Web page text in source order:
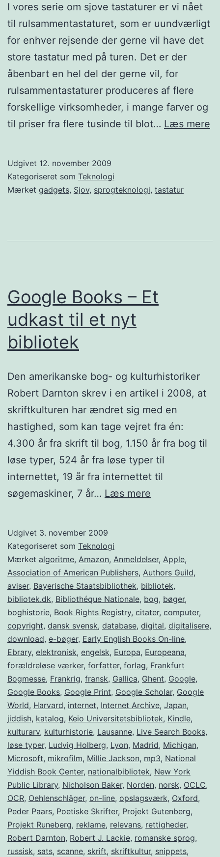
I vores serie om sjove tastaturer er vi nået
til rulsammentastaturet, som er uundværligt
for enhver rejsende der gerne vil have det
store tastatur med på turen. Det er der
åbenbart en hel del der gerne vil, for
rulsammentastaturer produceres af flere
forskellige virksomheder, i mange farver og
til priser fra flere tusinde til blot… Læs mere
Udgivet 12. november 2009
Kategoriseret som Teknologi
Mærket gadgets, Sjov, sprogteknologi, tastatur
Google Books – Et
udkast til et nyt
bibliotek
Den amerikanske bog- og kulturhistoriker
Robert Darnton skrev i en artikel i 2008, at
skriftkulturen har ændret sig med en
hastighed, som kan tage vejret fra én:
4.300 år fra skrift til bog, 1.150 år fra bog til
løse typer, 524 år fra løse typer til
internettet, 19 år fra internettet til
søgemaskiner, 7 år… Læs mere
udkast
til
et
nyt
bibliotek
Udgivet 3. november 2009
Kategoriseret som Teknologi
Mærket algoritme, Amazon, Anmeldelser, Apple,
Association of American Publishers, Authors Guild,
aviser, Bayerische Staatsbibliothek, bibliotek,
bibliotek.dk, Bibliothéque Nationale, bog, bøger,
boghistorie, Book Rights Registry, citater, computer,
copyright, dansk svensk, database, digital, digitalisere,
download, e-bøger, Early English Books On-line,
Ebrary, elektronisk, engelsk, Europa, Europeana,
forældreløse værker, forfatter, forlag, Frankfurt
Bogmesse, Frankrig, fransk, Gallica, Ghent, Google,
Google Books, Google Print, Google Scholar, Google
World, Harvard, internet, Internet Archive, Japan,
jiddish, katalog, Keio Universitetsbibliotek, Kindle,
kulturarv, kulturhistorie, Lausanne, Live Search Books,
løse typer, Ludvig Holberg, Lyon, Madrid, Michigan,
Microsoft, mikrofilm, Millie Jackson, mp3, National
Yiddish Book Center, nationalbibliotek, New York
Public Library, Nicholson Baker, Norden, norsk, OCLC,
OCR, Oehlenschläger, on-line, opslagsværk, Oxford,
Peder Paars, Poetiske Skrifter, Projekt Gutenberg,
Projekt Runeberg, reklame, relevans, rettigheder,
Robert Darnton, Robert J. Lackie, romanske sprog,
russisk, sats, scanne, skrift, skriftkultur, snippets,